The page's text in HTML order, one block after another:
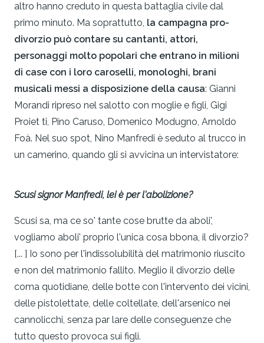
altro hanno creduto in questa battaglia civile dal
primo minuto. Ma soprattutto, la cam­pagna pro-
divorzio può contare su cantanti, attori,
personaggi molto popolari che entrano in milioni
di case con i loro caroselli, monologhi, brani
musicali messi a disposizione della causa: Gianni
Morandi ripreso nel salotto con moglie e figli, Gigi
Proiet­ ti, Pino Caruso, Domenico Modugno, Arnoldo
Foà. Nel suo spot, Nino Manfredi è seduto al trucco in
un camerino, quando gli si avvicina un intervistatore:
ScusisignorManfredi, leiè perl'abolizione?
Scusi sa, ma ce so' tante cose brutte da aboli',
vogliamo aboli' proprio l'unica cosa bbona, il divorzio?
[... ] Io sono per l'indissolubilità del matrimonio riuscito
e non del matrimonio fallito. Meglio il divorzio delle
coma quotidiane, delle botte con l'intervento dei vicini,
delle pistolettate, delle coltellate, dell'arsenico nei
cannolicchi, senza par­ lare delle conseguenze che
tutto questo provoca sui figli.